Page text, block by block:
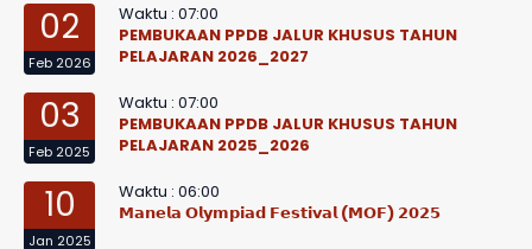
02
Feb 2026
Waktu : 07:00
PEMBUKAAN PPDB JALUR KHUSUS TAHUN
PELAJARAN 2026_2027
03
Feb 2025
Waktu : 07:00
PEMBUKAAN PPDB JALUR KHUSUS TAHUN
PELAJARAN 2025_2026
10
Jan 2025
Waktu : 06:00
𝗠𝗮𝗻𝗲𝗹𝗮 𝗢𝗹𝘆𝗺𝗽𝗶𝗮𝗱 𝗙𝗲𝘀𝘁𝗶𝘃𝗮𝗹 (𝗠𝗢𝗙) 𝟮𝟬𝟮𝟱